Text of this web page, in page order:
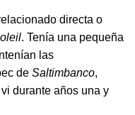
directa o
. Tenía una pequeña
las
de Saltimbanco,
durante años una y